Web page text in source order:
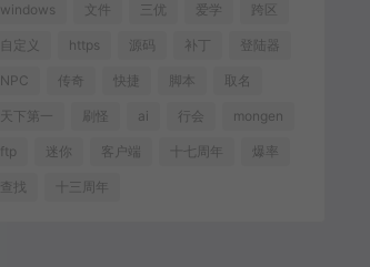
windows 文件 三优 爱学 跨区
自定义 https 源码 补丁 登陆器
NPC 传奇 快捷 脚本 取名
天下第一 刷怪 ai 行会 mongen
ftp 迷你 客户端 十七周年 爆率
查找 十三周年